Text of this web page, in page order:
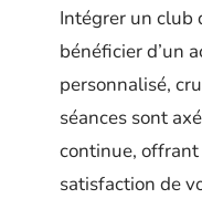
Intégrer un club
bénéficier d’un
personnalisé,
séances sont
continue,
satisfaction de